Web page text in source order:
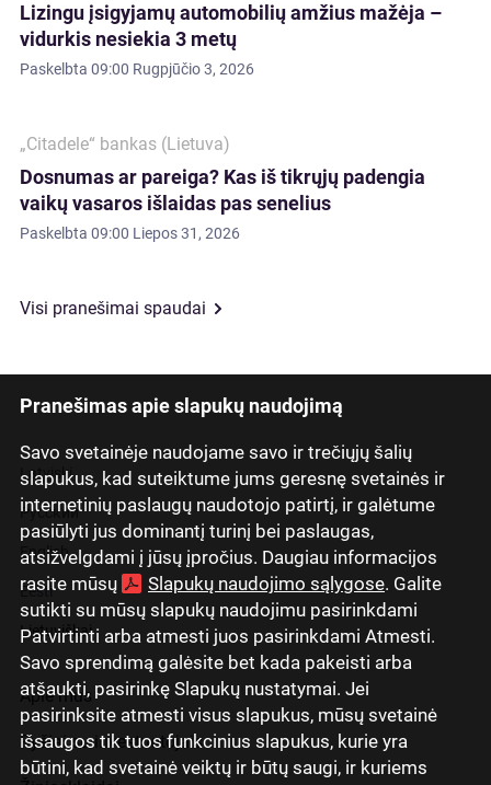
Pranešimas apie slapukų naudojimą
Savo svetainėje naudojame savo ir trečiųjų šalių
slapukus, kad suteiktume jums geresnę svetainės ir
internetinių paslaugų naudotojo patirtį, ir galėtume
pasiūlyti jus dominantį turinį bei paslaugas,
atsižvelgdami į jūsų įpročius. Daugiau informacijos
rasite mūsų
Slapukų naudojimo sąlygose. Galite
sutikti su mūsų slapukų naudojimu pasirinkdami
Patvirtinti arba atmesti juos pasirinkdami Atmesti.
Savo sprendimą galėsite bet kada pakeisti arba
atšaukti, pasirinkę Slapukų nustatymai. Jei
pasirinksite atmesti visus slapukus, mūsų svetainė
išsaugos tik tuos funkcinius slapukus, kurie yra
būtini, kad svetainė veiktų ir būtų saugi, ir kuriems
Lizingu įsigyjamų automobilių amžius mažėja –
vidurkis nesiekia 3 metų
Paskelbta 09:00 Rugpjūčio 3, 2026
„Citadele“ bankas (Lietuva)
Dosnumas ar pareiga? Kas iš tikrųjų padengia
vaikų vasaros išlaidas pas senelius
Paskelbta 09:00 Liepos 31, 2026
Visi pranešimai spaudai
Latviski
Русский
English
Eesti
Lietuviškai
Apie mus
Ryšiai su investuotojais